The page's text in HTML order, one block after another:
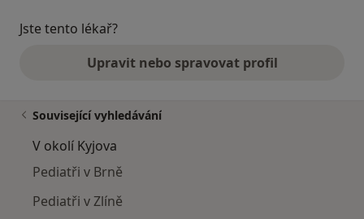
Jste tento lékař?
Upravit nebo spravovat profil
Související vyhledávání
V okolí Kyjova
Pediatři v Brně
Pediatři v Zlíně